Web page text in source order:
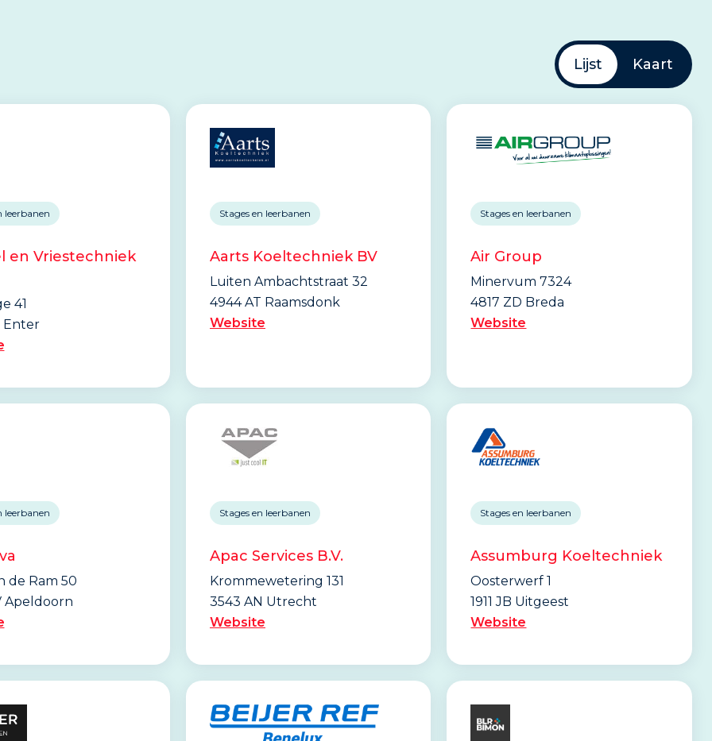
Lijst Kaart
leerbanen
en Vriestechniek
41
Enter
Stages en leerbanen
Aarts Koeltechniek BV
Luiten Ambachtstraat 32
4944 AT Raamsdonk
Website
Stages en leerbanen
Air Group
Minervum 7324
4817 ZD Breda
Website
leerbanen
de Ram 50
Apeldoorn
Stages en leerbanen
Apac Services B.V.
Krommewetering 131
3543 AN Utrecht
Website
Stages en leerbanen
Assumburg Koeltechniek
Oosterwerf 1
1911 JB Uitgeest
Website